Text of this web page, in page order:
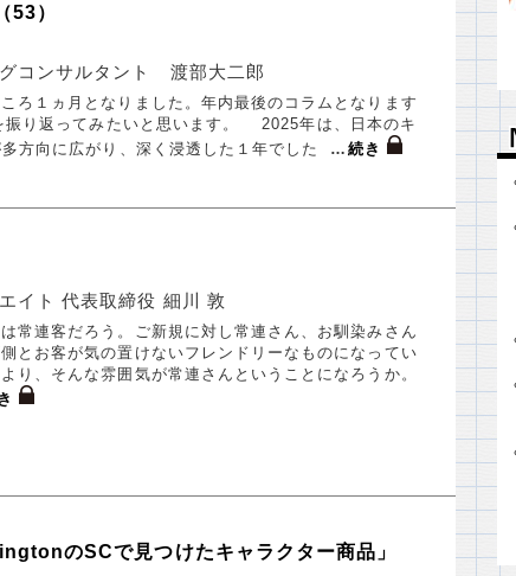
53）
コンサルタント 渡部大二郎
ろ１ヵ月となりました。年内最後のコラムとなります
振り返ってみたいと思います。 2025年は、日本のキ
方向に広がり、深く浸透した１年でした
… 続き
イト 代表取締役 細川 敦
常連客だろう。ご新規に対し常連さん、お馴染みさん
とお客が気の置けないフレンドリーなものになってい
り、そんな雰囲気が常連さんということになろうか。
のSCで見つけたキャラクター商品」